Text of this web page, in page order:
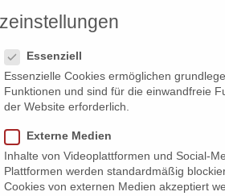
Über uns Standorte News
Essenziell
Essenzielle Cookies ermöglichen
Funktionen und sind für die einwandfreie
der Website erforderlich.
Externe Medien
Inhalte von Videoplattformen und Social-
Plattformen werden standardmäßig
Cookies von externen Medien akzeptiert